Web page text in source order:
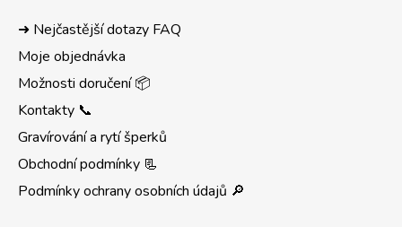
➜ Nejčastější dotazy FAQ
Moje objednávka
Možnosti doručení 📦
Kontakty 📞
Gravírování a rytí šperků
Obchodní podmínky 📃
Podmínky ochrany osobních údajů 🔎